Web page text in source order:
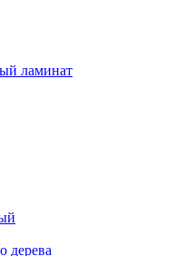
ламинат
дерева